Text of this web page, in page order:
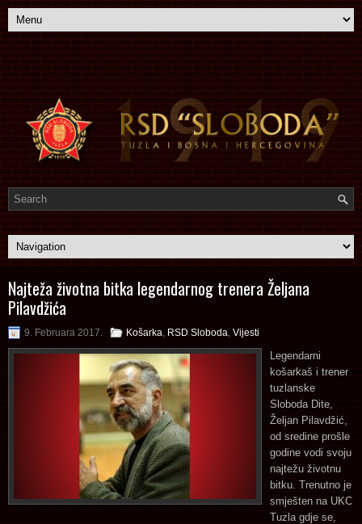
Najteža životna bitka legendarnog trenera Željana
Pilavdžića
9. Februara 2017. Košarka RSD Sloboda Vijesti
Legendarni
košarkaš i trener
tuzlanske
Sloboda Dite,
Željan Pilavdžić,
od sredine prošle
godine vodi svoju
najtežu životnu
bitku. Trenutno je
smješten na UKC
Tuzla gdje se,